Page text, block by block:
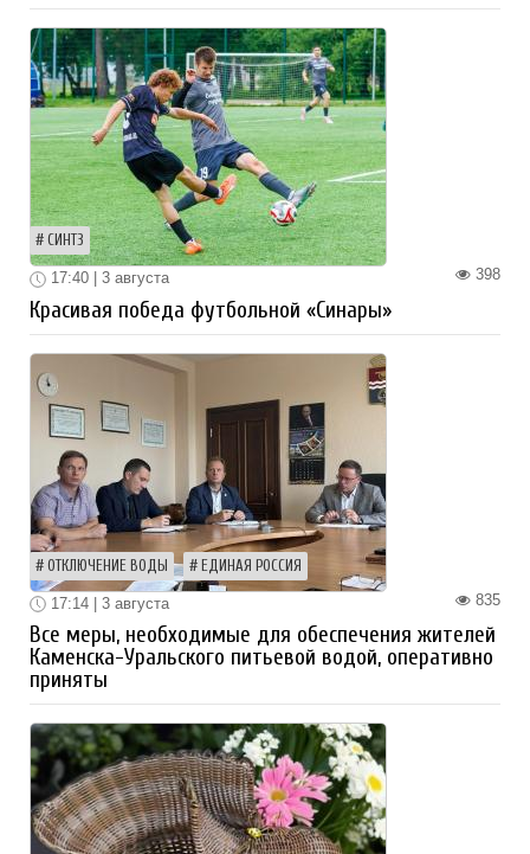
СИНТЗ
398
17:40 | 3 августа
Красивая победа футбольной «Синары»
ОТКЛЮЧЕНИЕ ВОДЫ ЕДИНАЯ РОССИЯ
835
17:14 | 3 августа
Все меры, необходимые для обеспечения жителей
Каменска-Уральского питьевой водой, оперативно
приняты